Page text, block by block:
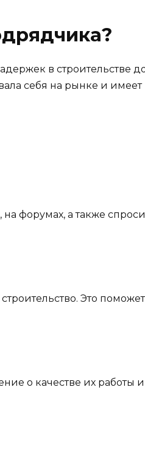
в строительстве
себя на рынке и
форумах, а также
Это
о качестве их работы